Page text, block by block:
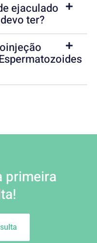
ejaculado
ter?
primeira